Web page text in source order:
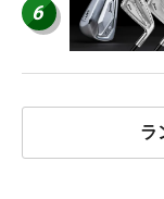
6
ラ